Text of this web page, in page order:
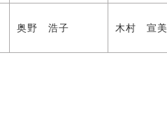
奥野 浩子 木村 宣美